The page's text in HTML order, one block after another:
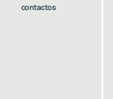
contactos